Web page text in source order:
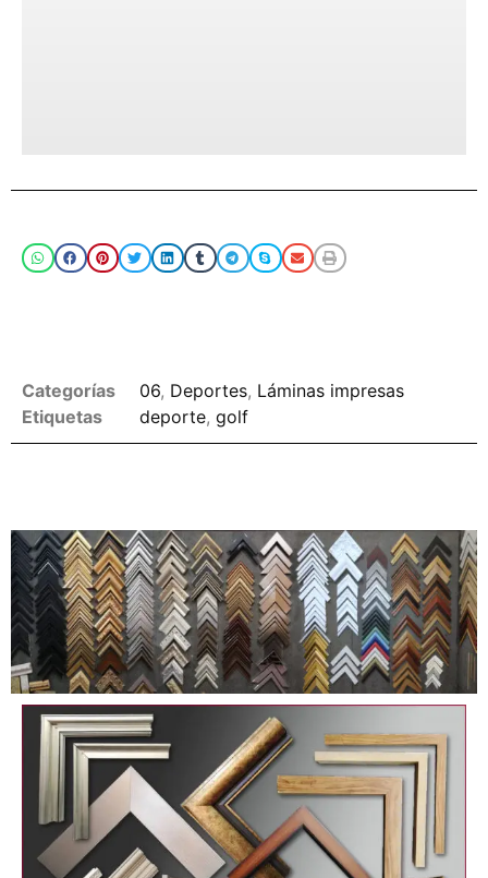
Categorías 06, Deportes, Láminas impresas
Etiquetas
deporte, golf